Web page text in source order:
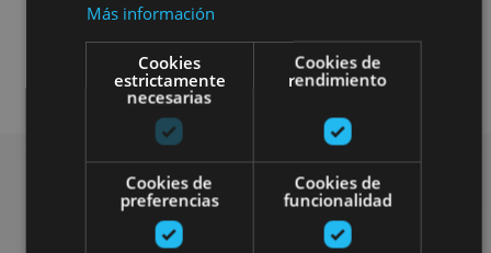
Más información
Cookies
estrictamente
necesarias
Cookies de
rendimiento
Cookies de
preferencias
Cookies de
funcionalidad